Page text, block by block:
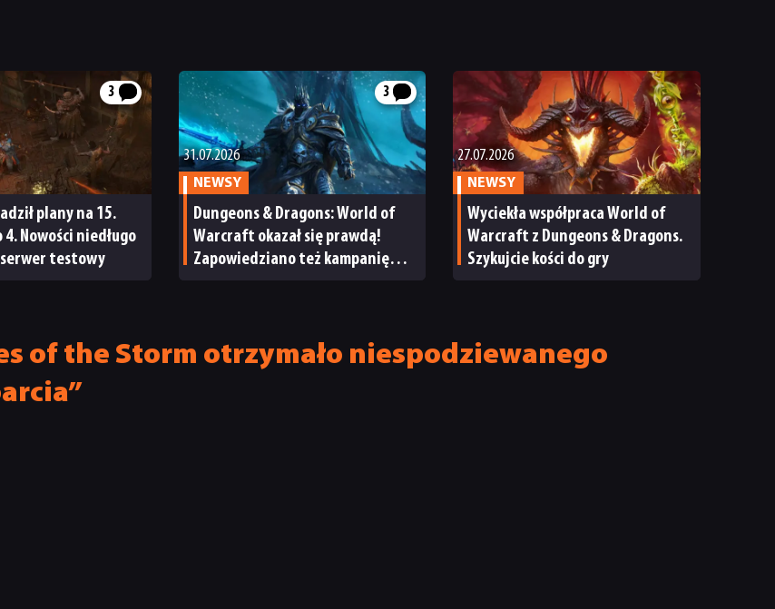
3
plany na 15.
4. Nowości niedługo
testowy
3
31.07.2026
NEWSY
Dungeons & Dragons: World of
Warcraft okazał się prawdą!
Zapowiedziano też kampanię
27.07.2026
NEWSY
Wyciekła współpraca World of
Warcraft z Dungeons & Dragons.
Szykujcie kości do gry
of the Storm otrzymało niespodziewanego